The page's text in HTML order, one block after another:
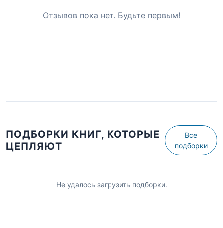
Отзывов пока нет. Будьте первым!
ПОДБОРКИ КНИГ, КОТОРЫЕ
ЦЕПЛЯЮТ
Все
подборки
Не удалось загрузить подборки.